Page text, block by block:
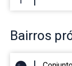
Bairros